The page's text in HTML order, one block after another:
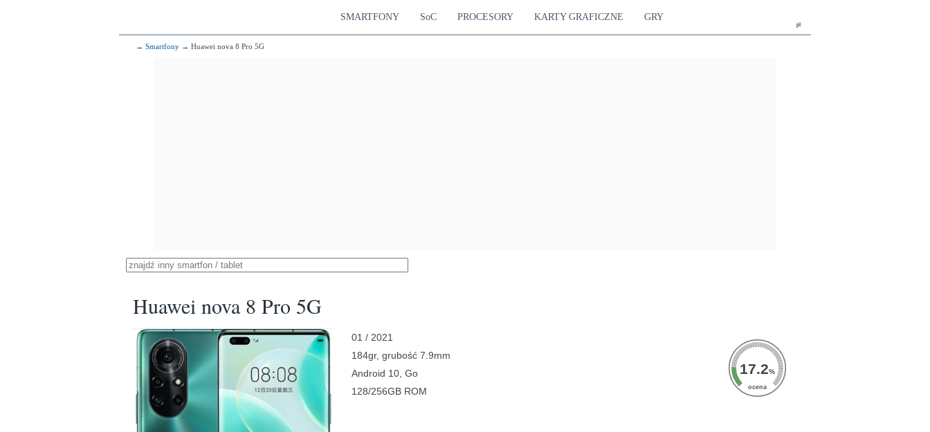
pl
SMARTFONY SoC PROCESORY KARTY GRAFICZNE GRY
→ Smartfony → Huawei nova 8 Pro 5G
Huawei nova 8 Pro 5G
01 / 2021
184gr, grubość 7.9mm
Android 10, Go
128/256GB ROM
17.2%
ocena